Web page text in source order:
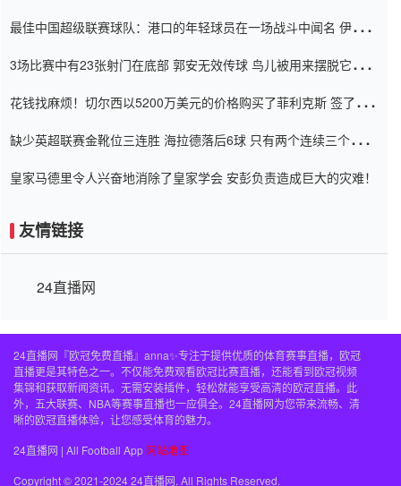
最佳中国超级联赛球队：港口的年轻球员在一场战斗中闻名 伊万放
3场比赛中有23张射门在底部 郭安无效传球 鸟儿被用来摆脱它
花钱找麻烦！切尔西以5200万美元的价格购买了菲利克斯 签了7年
缺少英超联赛金靴位三连胜 海拉德落后6球 只有两个连续三个连续
皇家马德里令人兴奋地消除了皇家学会 安彭负责造成巨大的灾难！
友情链接
24直播网
24直播网『欧冠免费直播』anna✨专注于提供优质的体育赛事直播，欧冠
直播更是其特色之一。不仅能免费观看欧冠比赛直播，还能看到欧冠视频
集锦和获取新闻资讯。无需安装插件，轻松就能享受高清的欧冠直播。此
外，五大联赛、NBA等赛事直播也一应俱全。24直播网为您带来流畅、清
晰的欧冠直播体验，让您感受体育的魅力。
24直播网 | All Football App 网站地图
Copyright © 2021-2024 24直播网. All Rights Reserved.